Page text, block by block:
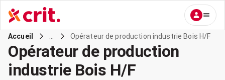
Accueil Opérateur de production industrie Bois H/F
Opérateur de production
industrie Bois H/F